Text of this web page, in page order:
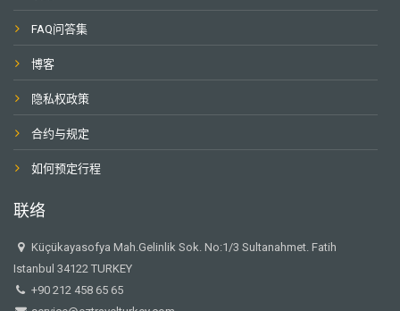
FAQ问答集
博客
隐私权政策
合约与规定
如何预定行程
联络
Küçükayasofya Mah.Gelinlik Sok. No:1/3 Sultanahmet. Fatih
Istanbul 34122 TURKEY
+90 212 458 65 65